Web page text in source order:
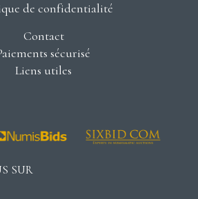
de confidentialité
Contact
sécurisé
Liens utiles
SUR